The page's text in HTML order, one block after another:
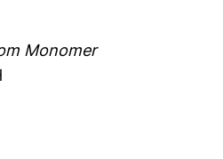
Monomer